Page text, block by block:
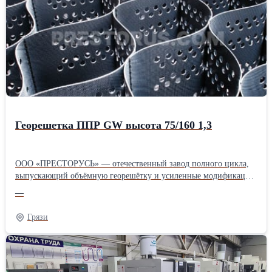
Георешетка ППР GW высота 75/160 1,3
ООО «ПРЕСТОРУСЬ» — отечественный завод полного цикла,
выпускающий объёмную георешётку и усиленные модификации
Предприятие с 25-летним опытом предлагает инженерное
сопровождение проектов и поставки по всей России, сокращая
бюджет объектов за счёт экономии сыпучих материалов и
ускорения монтажных работ. Продукция адаптирована к
сложному климату и высоким нагрузкам, что подтверждено
участием в более чем двух тысячах объектов в РФ и за рубежом.
—
Грязи